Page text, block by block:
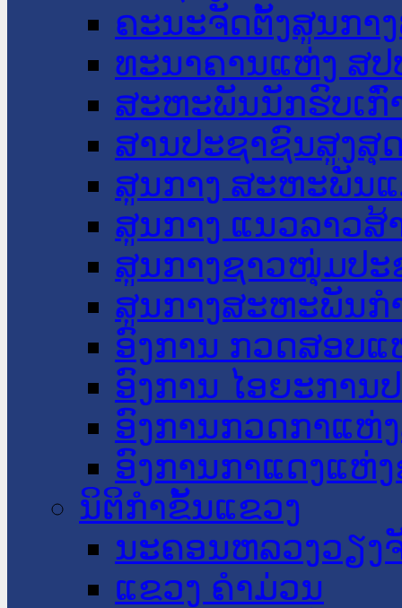
ຄະນະຈັດຕັ້ງສູນກາ
ທະນາຄານແຫ່ງ ສປ
ສະຫະພັນນັກຮົບເກົ່
ສານປະຊາຊົນສູງສຸ
ສູນກາງ ສະຫະພັນ
ສູນກາງ ແນວລາວສ້
ສູນກາງຊາວໜຸ່ມປະ
ສູນກາງສະຫະພັນກ
ອົງການ ກວດສອບແ
ອົງການ ໄອຍະການ
ອົງການກວດກາແຫ່
ອົງການກາແດງແຫ່
ນິຕິກໍາຂັ້ນແຂວງ
ນະ​ຄອນ​ຫລວງວຽງ
ແຂວງ ຄໍາມ່ວນ